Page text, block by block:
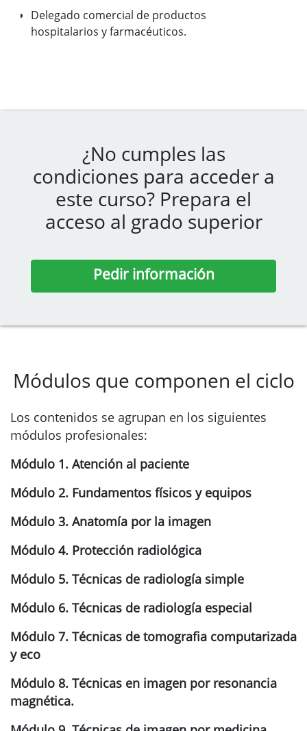
Delegado comercial de productos
hospitalarios y farmacéuticos.
¿No cumples las
condiciones para acceder a
este curso? Prepara el
acceso al grado superior
Pedir información
Módulos que componen el ciclo
Los contenidos se agrupan en los siguientes
módulos profesionales:
Módulo 1. Atención al paciente
Módulo 2. Fundamentos físicos y equipos
Módulo 3. Anatomía por la imagen
Módulo 4. Protección radiológica
Módulo 5. Técnicas de radiología simple
Módulo 6. Técnicas de radiología especial
Módulo 7. Técnicas de tomografia computarizada
y eco
Módulo 8. Técnicas en imagen por resonancia
magnética.